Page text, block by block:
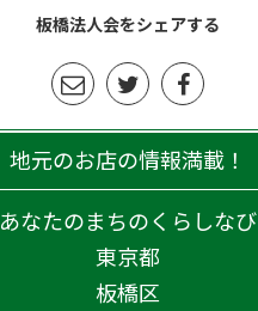
板橋法人会をシェアする
地元のお店の情報満載！
あなたのまちのくらしなび
東京都
板橋区